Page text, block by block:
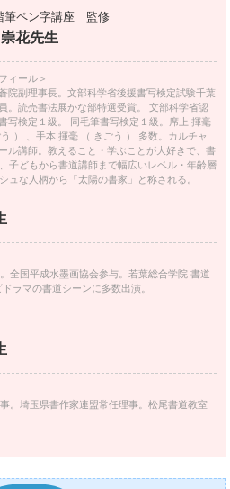
筆ペン字講座 監修
花先生
ィール＞
院副理事長。文部科学省後援書写検定試験千葉
。読売書法展かな部特選受賞。 文部科学省認
写検定１級。 同毛筆書写検定１級。席上 揮毫
う ） 、手本 揮毫 （ きごう ） 多数。カルチャ
ル講師。教えること・学ぶことが大好きで、書
子どもから書道講師まで幅広いレベル・年齢層
ュな人柄から「太陽の書家」と称される。
全国平成水墨画協会参与。若葉総合学院 書道
ラマの書道シーンに多数出演。
。埼玉県書作家連盟常任理事。松尾書道教室